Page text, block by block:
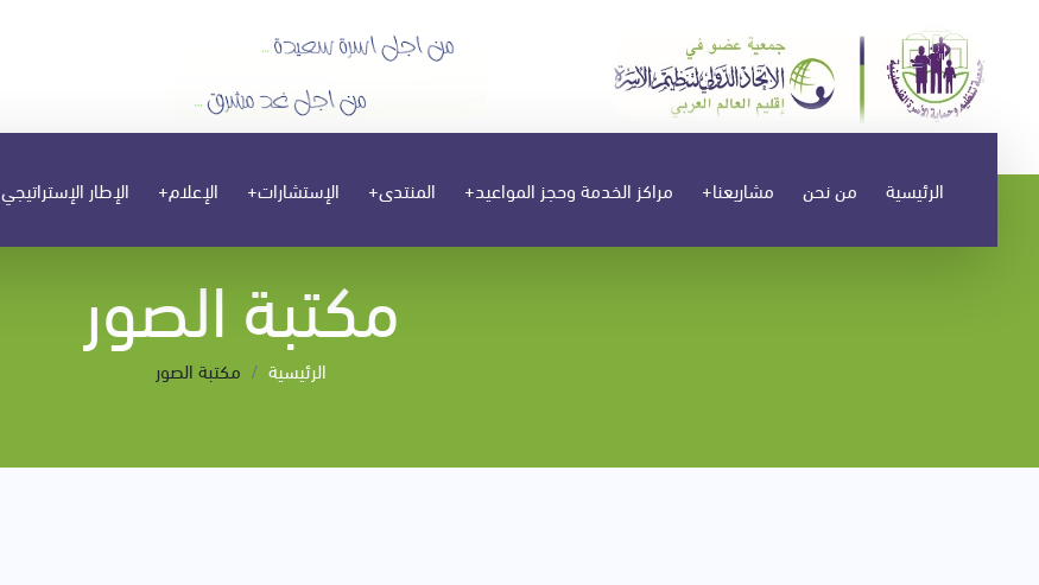
الرئيسية من نحن مشاريعنا+ مراكز الخدمة وحجز المواعيد+ المنتدى+ الإستشارات+ الإعلام+ الإطار الإستراتيجي
مكتبة الصور
الرئيسية مكتبة الصور